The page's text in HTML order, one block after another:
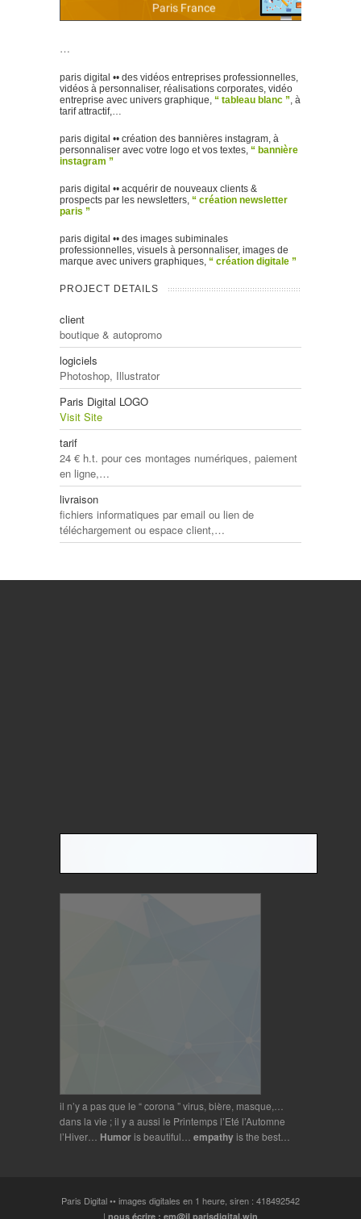
…
paris digital •• des vidéos entreprises professionnelles,
vidéos à personnaliser, réalisations corporates, vidéo
entreprise avec univers graphique, “ tableau blanc ”, à
tarif attractif,…
paris digital •• création des bannières instagram, à
personnaliser avec votre logo et vos textes, “ bannière
instagram ”
paris digital •• acquérir de nouveaux clients &
prospects par les newsletters, “ création newsletter
paris ”
paris digital •• des images subiminales
professionnelles, visuels à personnaliser, images de
marque avec univers graphiques, “ création digitale ”
PROJECT DETAILS
client
boutique & autopromo
logiciels
Photoshop, Illustrator
Paris Digital LOGO
Visit Site
tarif
24 € h.t. pour ces montages numériques, paiement
en ligne,…
livraison
fichiers informatiques par email ou lien de
téléchargement ou espace client,…
il n’y a pas que le “ corona ” virus, bière, masque,…
dans la vie ; il y a aussi le Printemps l’Eté l’Automne
l’Hiver… Humoris beautiful… empathyis the best…
Paris Digital •• images digitales en 1 heure, siren : 418492542
| nous écrire : em@il parisdigital.win